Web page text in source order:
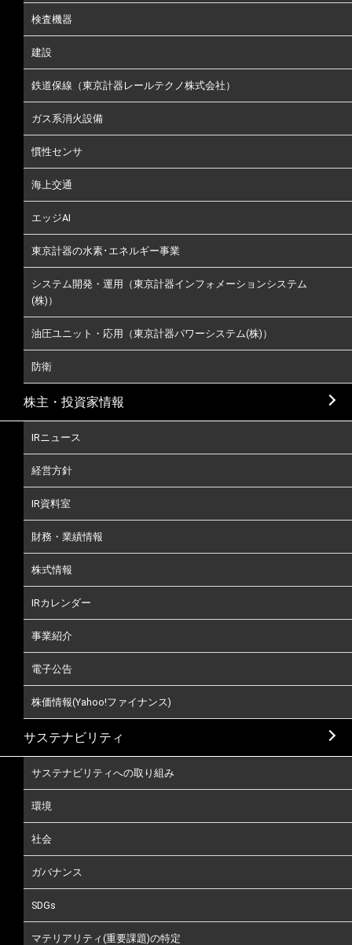
検査機器
建設
鉄道保線（東京計器レールテクノ株式会社）
ガス系消火設備
慣性センサ
海上交通
エッジAI
東京計器の水素･エネルギー事業
システム開発・運用（東京計器インフォメーションシステム
(株)）
油圧ユニット・応用（東京計器パワーシステム(株)）
防衛
株主・投資家情報
IRニュース
経営方針
IR資料室
財務・業績情報
株式情報
IRカレンダー
事業紹介
電子公告
株価情報(Yahoo!ファイナンス)
サステナビリティ
サステナビリティへの取り組み
環境
社会
ガバナンス
SDGs
マテリアリティ(重要課題)の特定